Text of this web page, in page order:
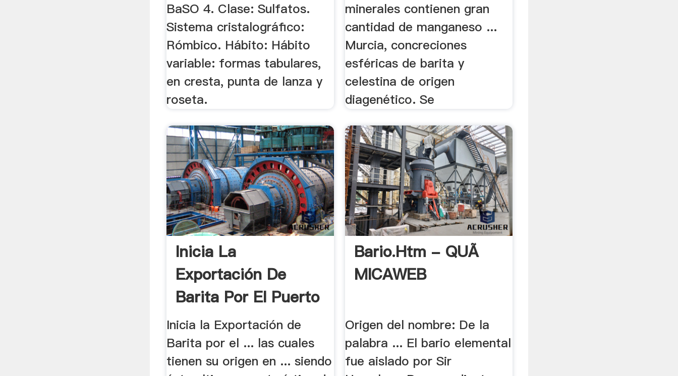
BaSO 4. Clase: Sulfatos.
Sistema cristalográfico:
Rómbico. Hábito: Hábito
variable: formas tabulares,
en cresta, punta de lanza y
roseta.
minerales contienen gran
cantidad de manganeso ...
Murcia, concreciones
esféricas de barita y
celestina de origen
diagenético. Se
Inicia La
Exportación De
Barita Por El Puerto
De .
Inicia la Exportación de
Barita por el ... las cuales
tienen su origen en ... siendo
Bario.htm - QUÃ
MICAWEB
Origen del nombre: De la
palabra ... El bario elemental
fue aislado por Sir